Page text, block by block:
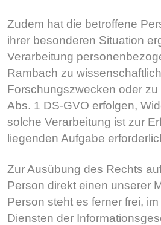
Zudem hat die betroffene
ihrer besonderen Situation
Verarbeitung
Rambach zu
Forschungszwecken oder
Abs. 1 DS-GVO erfolgen,
solche Verarbeitung ist zur
liegenden Aufgabe
Zur Ausübung des Rechts
Person direkt einen unserer
Person steht es ferner frei,
Diensten der